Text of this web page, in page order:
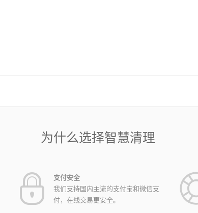
为什么选择智慧清理
支付安全
我们支持国内主流的支付宝和微信支
付，在线交易更安全。